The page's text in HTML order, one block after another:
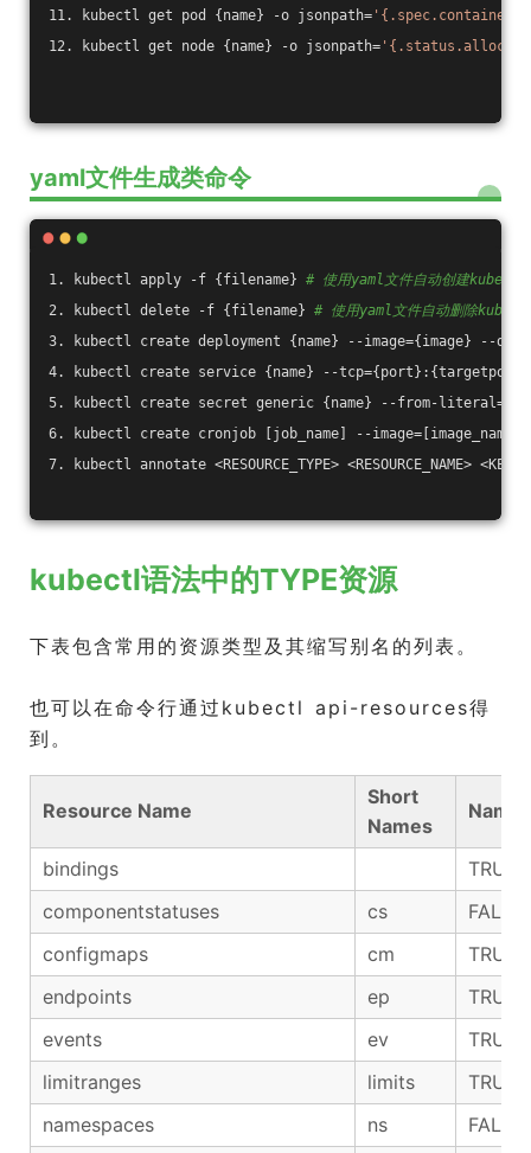
11. kubectl get pod {name} -o jsonpath=
12. kubectl get node {name} -o jsonpath=
yaml文件生成类命令
1. kubectl apply -f {filename} # 使用yaml文件自动创建
2. kubectl delete -f {filename} # 使用yaml文件自动删除
3. kubectl create deployment {name} --image={image} --
4. kubectl create service {name} --
5. kubectl create secret generic {name} --from-
6. kubectl create cronjob [job_name] --image=[image_name]
7. kubectl annotate <RESOURCE_TYPE> <RESOURCE_NAME>
kubectl语法中的TYPE资源
下表包含常用的资源类型及其缩写别名的列表。
也可以在命令行通过kubectl api-resources得
到。
Resource Name
Short
Names
bindings
TRUE
componentstatuses
cs
FALSE
configmaps
cm
TRUE
endpoints
ep
TRUE
events
ev
TRUE
limitranges
limits
TRUE
namespaces
ns
FALSE